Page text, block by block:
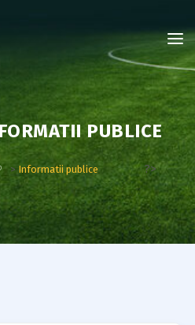
PUBLICE
> Informatii publice ?>